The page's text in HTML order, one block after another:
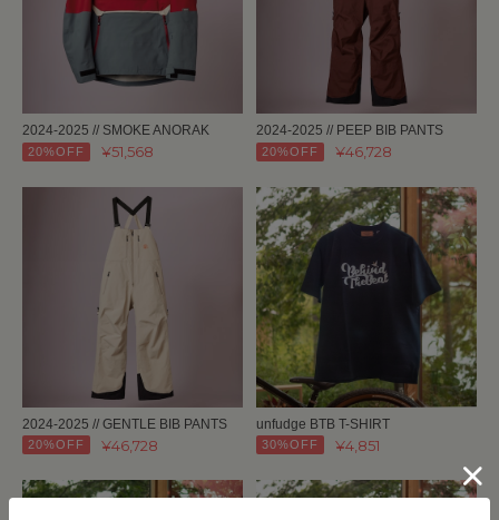
2024-2025 // SMOKE ANORAK
20%OFF ¥51,568
2024-2025 // PEEP BIB PANTS
20%OFF ¥46,728
2024-2025 // GENTLE BIB PANTS
20%OFF ¥46,728
unfudge BTB T-SHIRT
30%OFF ¥4,851